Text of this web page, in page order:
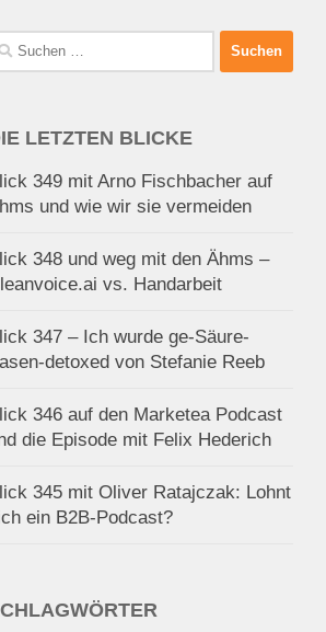
LETZTEN BLICKE
349 mit Arno Fischbacher auf
und wie wir sie vermeiden
348 und weg mit den Ähms –
vs. Handarbeit
347 – Ich wurde ge-Säure-
detoxed von Stefanie Reeb
346 auf den Marketea Podcast
die Episode mit Felix Hederich
345 mit Oliver Ratajczak: Lohnt
ein B2B-Podcast?